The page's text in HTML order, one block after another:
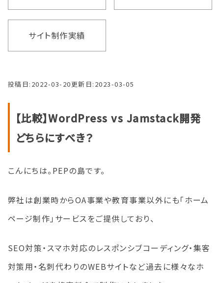
サイト制作実績
投稿日: 2022-03-20更新日: 2023-03-05
【比較】WordPress vs Jamstack開発
どちらにすべき？
こんにちは。PEPの島です。
弊社は創業時からOA事業や教育事業以外にも「ホーム
ページ制作」サービスをご提供しており、
SEO対策・スマホ対応のレスポンシブコーディング・集客
対策用・名刺代わりのWEBサイトなど過去に様々なホ